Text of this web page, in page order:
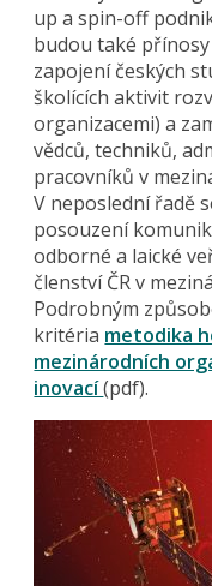
up a spin-off
budou také
zapojení českých
školících aktivit
organizacemi) a
vědců, techniků,
pracovníků v
V neposlední řadě
posouzení
odborné a laické
členství ČR v
Podrobným
kritéria metodika
mezinárodních
inovací(pdf).